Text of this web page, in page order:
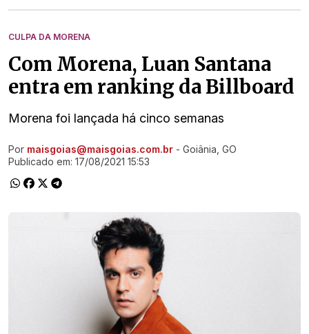
CULPA DA MORENA
Com Morena, Luan Santana
entra em ranking da Billboard
Morena foi lançada há cinco semanas
Ir direto pra matéria
Por maisgoias@maisgoias.com.br - Goiânia, GO
Publicado em: 17/08/2021 15:53